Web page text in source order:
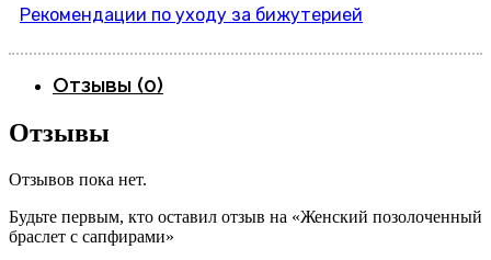
Рекомендации по уходу за бижутерией
Отзывы (0)
Отзывы
Отзывов пока нет.
Будьте первым, кто оставил отзыв на «Женский позолоченный
браслет с сапфирами»